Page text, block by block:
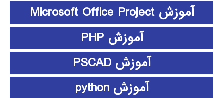
آموزش Microsoft Office Project
آموزش PHP
آموزش PSCAD
آموزش python